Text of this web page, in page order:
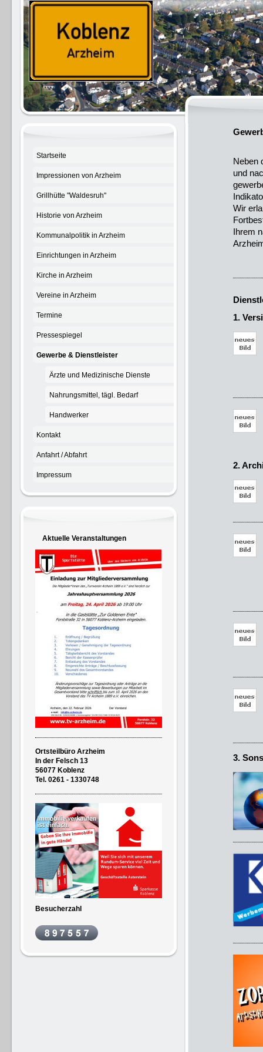
Neben
und
Wir
Ihrem
1.
2.
3.
Startseite
Impressionen von Arzheim
Grillhütte "Waldesruh"
Historie von Arzheim
Kommunalpolitik in Arzheim
Einrichtungen in Arzheim
Kirche in Arzheim
Vereine in Arzheim
Termine
Pressespiegel
Gewerbe & Dienstleister
Ärzte und Medizinische Dienste
Nahrungsmittel, tägl. Bedarf
Handwerker
Kontakt
Anfahrt / Abfahrt
Impressum
Aktuelle Veranstaltungen
Ortsteilbüro Arzheim
In der Felsch 13
56077 Koblenz
Tel. 0261 - 1330748
Besucherzahl